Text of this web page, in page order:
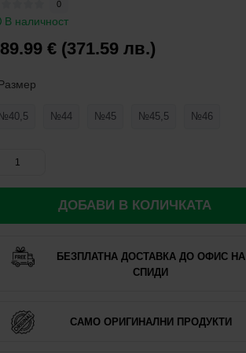
0
В наличност
€ (371.59 лв.)
№44 №45 №45,5 №46
ДОБАВИ В КОЛИЧКАТА
БЕЗПЛАТНА ДОСТАВКА ДО ОФИС НА
СПИДИ
САМО ОРИГИНАЛНИ ПРОДУКТИ